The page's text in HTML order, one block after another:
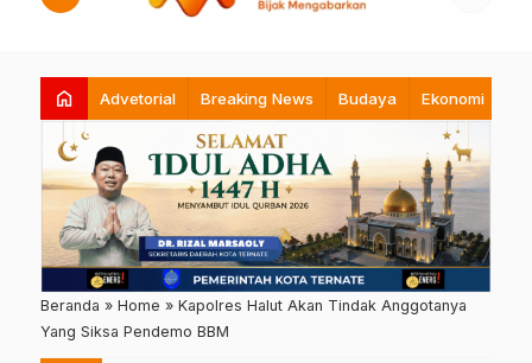
home Advetorial Breaking News Budaya Ekonomi
Beranda » Home » Kapolres Halut Akan Tindak Anggotanya
Yang Siksa Pendemo BBM